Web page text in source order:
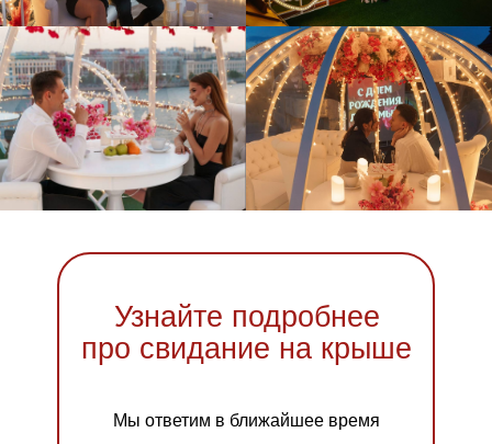
Узнайте подробнее
про свидание на крыше
Мы ответим в ближайшее время